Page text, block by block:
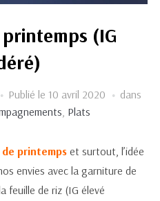
(IG
Publié le 10 avril 2020
dans
Plats
printempset surtout, l’idée
envies avec la garniture de
feuille de riz (IG élevé